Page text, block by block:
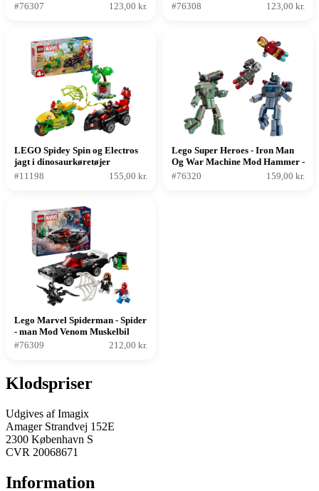
#76307
123,00 kr.
#76308
123,00 kr.
LEGO Spidey Spin og Electros
jagt i dinosaurkøretøjer
#11198
155,00 kr.
Lego Super Heroes - Iron Man
Og War Machine Mod Hammer -
droner
#76320 159,00 kr.
Lego Marvel Spiderman - Spider
- man Mod Venom Muskelbil
#76309
212,00 kr.
Klodspriser
Udgives af Imagix
Amager Strandvej 152E
2300 København S
CVR 20068671
Information